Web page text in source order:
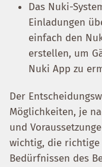
Das Nuki-
Einladungen
einfach den
erstellen, um
Nuki App zu
Der
Möglichkeiten, je
und
wichtig, die richtige
Bedürfnissen des